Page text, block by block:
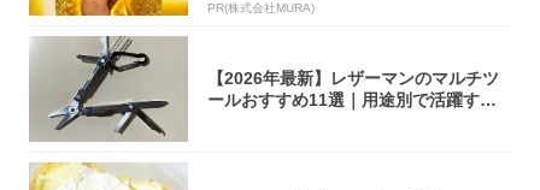
PR(株式会社MURA)
【2026年最新】レザーマンのマルチツ
ールおすすめ11選｜用途別で活躍する